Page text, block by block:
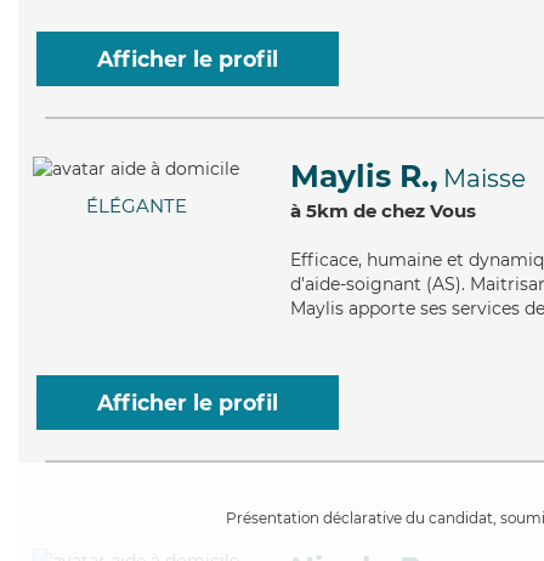
Afficher le profil
ÉLÉGANTE
Maylis R., Maisse
à 5km de chez Vous
Efficace, humaine et
d'aide-soignant (AS).
Maylis apporte ses services
Afficher le profil
Présentation déclarative du candidat,